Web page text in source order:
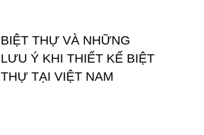
BIỆT THỰ VÀ NHỮNG
LƯU Ý KHI THIẾT KẾ BIỆT
THỰ TẠI VIỆT NAM